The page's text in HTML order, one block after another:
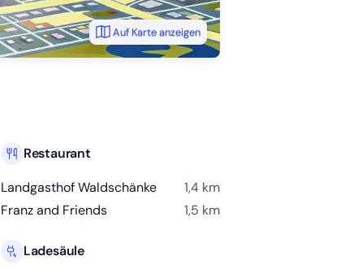
Auf Karte anzeigen
Restaurant
Landgasthof Waldschänke
1,4 km
Franz and Friends
1,5 km
Ladesäule